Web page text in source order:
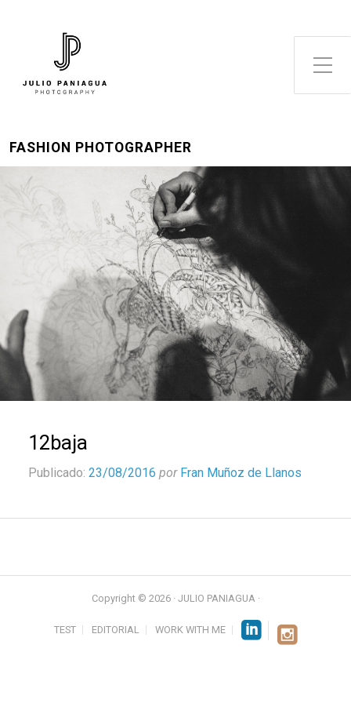
Alternar el menú lateral
FASHION PHOTOGRAPHER
12baja
Publicado: 23/08/2016 por Fran Muñoz de Llanos
Copyright © 2026 · JULIO PANIAGUA ·
TEST EDITORIAL WORK WITH ME